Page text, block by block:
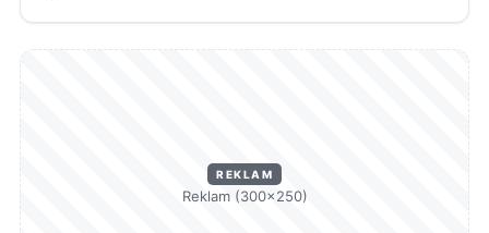
REKLAM
Reklam (300×250)